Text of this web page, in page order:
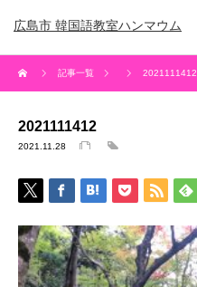
広島市 韓国語教室ハンマウム
記事一覧 2021111412
2021111412
2021.11.28